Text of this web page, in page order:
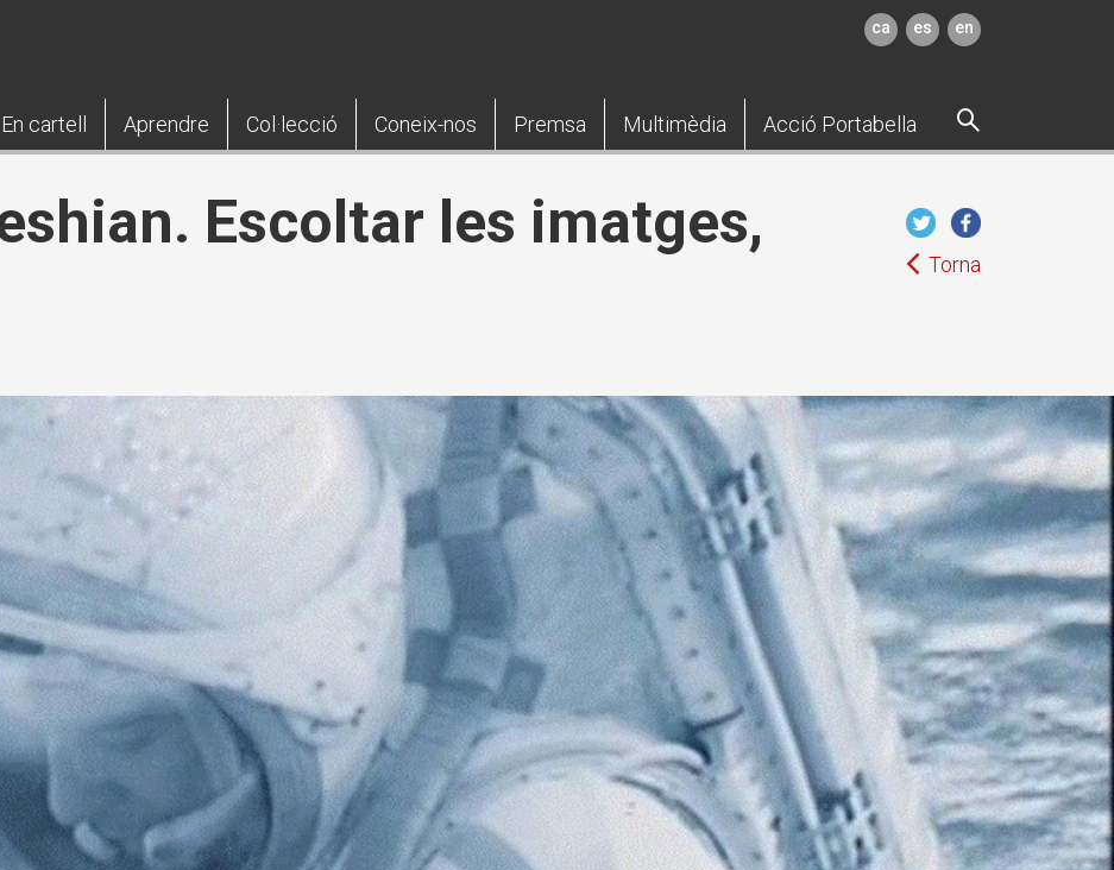
ca es en
En cartell Aprendre Col·lecció Coneix-nos Premsa Multimèdia Acció Portabella
Escoltar les imatges,
Torna